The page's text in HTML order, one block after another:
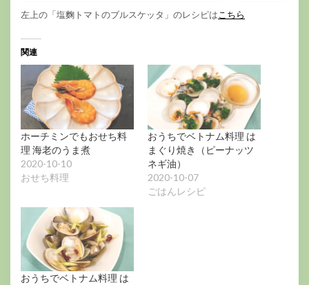
左上の「塩麴トマトのブルスケッタ」のレシピは こちら
関連
ホーチミンでもおせち料
理 海老のうま煮
2020-10-10
おせち料理
おうちでベトナム料理 は
まぐり焼き（ピーナッツ
ネギ油）
2020-10-07
ごはんレシピ
おうちでベトナム料理 は